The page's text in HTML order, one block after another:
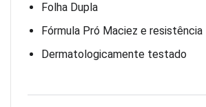
Folha Dupla
Fórmula Pró Maciez e resistência
Dermatologicamente testado